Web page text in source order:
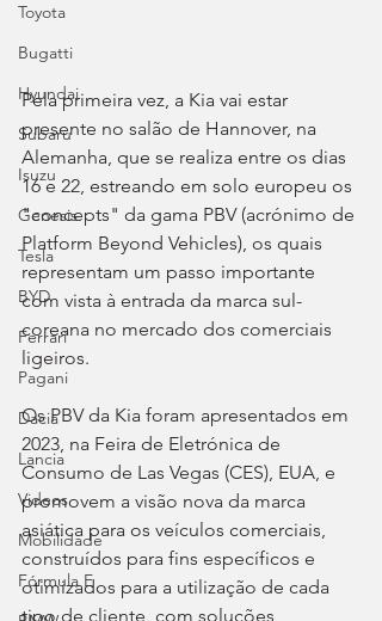
Toyota
Bugatti
Hyundai
Subaru
Isuzu
Genesis
Tesla
BYD
Ferrari
Pagani
Dacia
Lancia
Videos
Mobilidade
Fórmula E
Pela primeira vez, a Kia vai estar
presente no salão de Hannover, na
Alemanha, que se realiza entre os dias
16 e 22, estreando em solo europeu os
"concepts" da gama PBV (acrónimo de
Platform Beyond Vehicles), os quais
representam um passo importante
com vista à entrada da marca sul-
coreana no mercado dos comerciais
ligeiros.
Os PBV da Kia foram apresentados em
2023, na Feira de Eletrónica de
Consumo de Las Vegas (CES), EUA, e
promovem a visão nova da marca
asiática para os veículos comerciais,
construídos para fins específicos e
otimizados para a utilização de cada
tipo de cliente, com soluções